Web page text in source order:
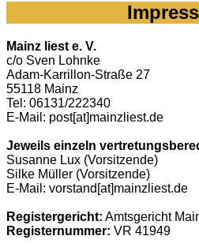
Mainz liest e. V.
c/o Sven Lohnke
Adam-Karrillon-Straße 27
55118 Mainz
Tel: 06131/222340
E-Mail: post[at]mainzliest.de
Jeweils einzeln
Susanne Lux (Vorsitzende)
Silke Müller (Vorsitzende)
E-Mail: vorstand[at]mainzliest.de
Registergericht: Amtsgericht
Registernummer: VR 41949